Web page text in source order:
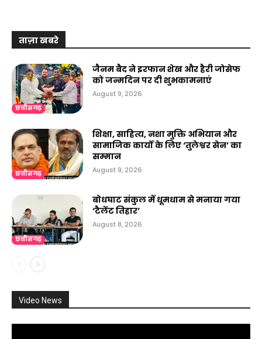
ताज़ा खबरे
छत्तीसगढ़
जैनम बैद ने इरफान शेख और हैरी जोसेफ
को जन्मदिन पर दी शुभकामनाएं
August 9, 2026
छत्तीसगढ़
शिक्षा, साहित्य, नशा मुक्ति अभियान और
सामाजिक कार्यों के लिए ‘तुलेश्वर सेन’ का
सम्मान
August 9, 2026
छत्तीसगढ़
बोधघाट संकुल में धूमधाम से मनाया गया
‘टैलेंट तिहार’
August 8, 2026
Video News